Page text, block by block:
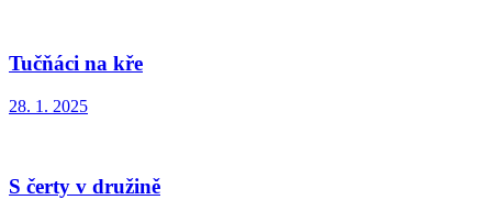
Tučňáci na kře
28. 1. 2025
S čerty v družině